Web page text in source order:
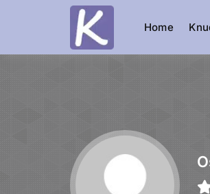
die Community
Home